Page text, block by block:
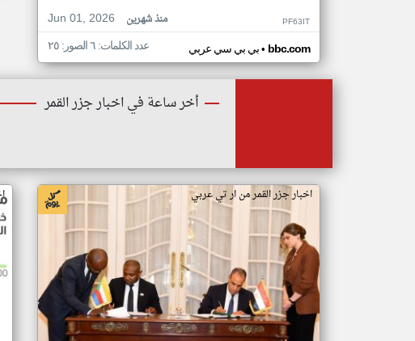
Jun 01, 2026
منذ شهرين PF63IT
بي بي سي عربي• bbc.com عدد الكلمات: ٦ الصور: ٢٥
أخر ساعة في اخبار جزر القمر
اخبار جزر القمر من ار تي عربي